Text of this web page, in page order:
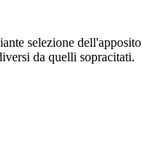
selezione
da quelli sopracitati.